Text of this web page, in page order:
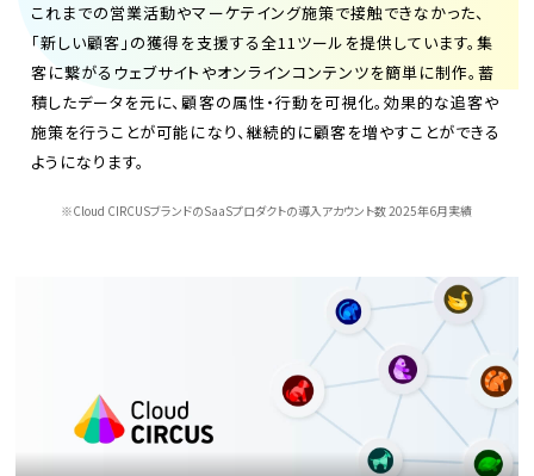
これまでの営業活動やマーケテイング施策で接触できなかった、
「新しい顧客」の獲得を支援する全11ツールを提供しています。集
客に繋がるウェブサイトやオンラインコンテンツを簡単に制作。蓄
積したデータを元に、顧客の属性・行動を可視化。効果的な追客や
施策を行うことが可能になり、継続的に顧客を増やすことができる
ようになります。
※Cloud CIRCUSブランドのSaaSプロダクトの導入アカウント数2025年6月実績